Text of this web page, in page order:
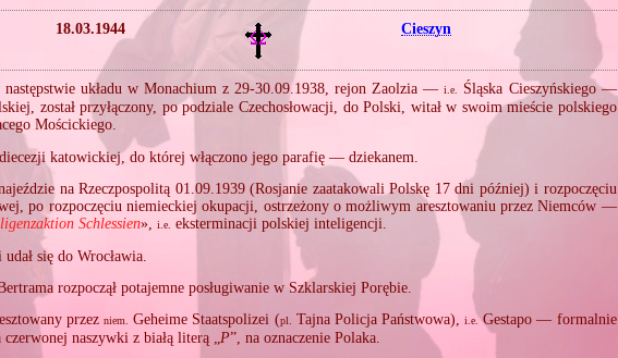
18.03.1944 Cieszyn
układu w Monachium z 29‐30.09.1938, rejon Zaolzia —i.e.
Śląska Cieszyńskiego —
został przyłączony, po podziale Czechosłowacji, do Polski, witał w swoim mieście polskiego
Mościckiego.
katowickiej, do której włączono jego parafię — dziekanem.
na Rzeczpospolitą 01.09.1939 (Rosjanie zaatakowali Polskę 17 dni później) i rozpoczęciu
po rozpoczęciu niemieckiej okupacji, ostrzeżony o możliwym aresztowaniu przez Niemców —
Schlessien»,i.e. eksterminacji polskiej inteligencji.
się do Wrocławia.
rozpoczął potajemne posługiwanie w Szklarskiej Porębie.
przezniem. Geheime Staatspolizei (pl. Tajna Policja Państwowa),i.e.Gestapo — formalnie
czerwonej naszywki z białą literą „P”, na oznaczenie Polaka.